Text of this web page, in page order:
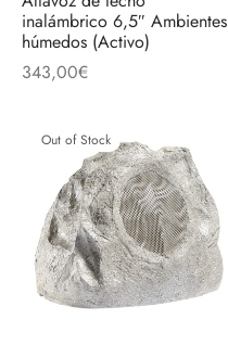
inalámbrico 6,5″ Ambientes
húmedos (Activo)
343,00€
Out of Stock
CD
Equipos de Sonido
en Informática